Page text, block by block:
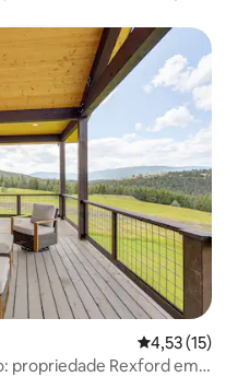
4,53 de uma
4,53 (15)
propriedade Rexford em